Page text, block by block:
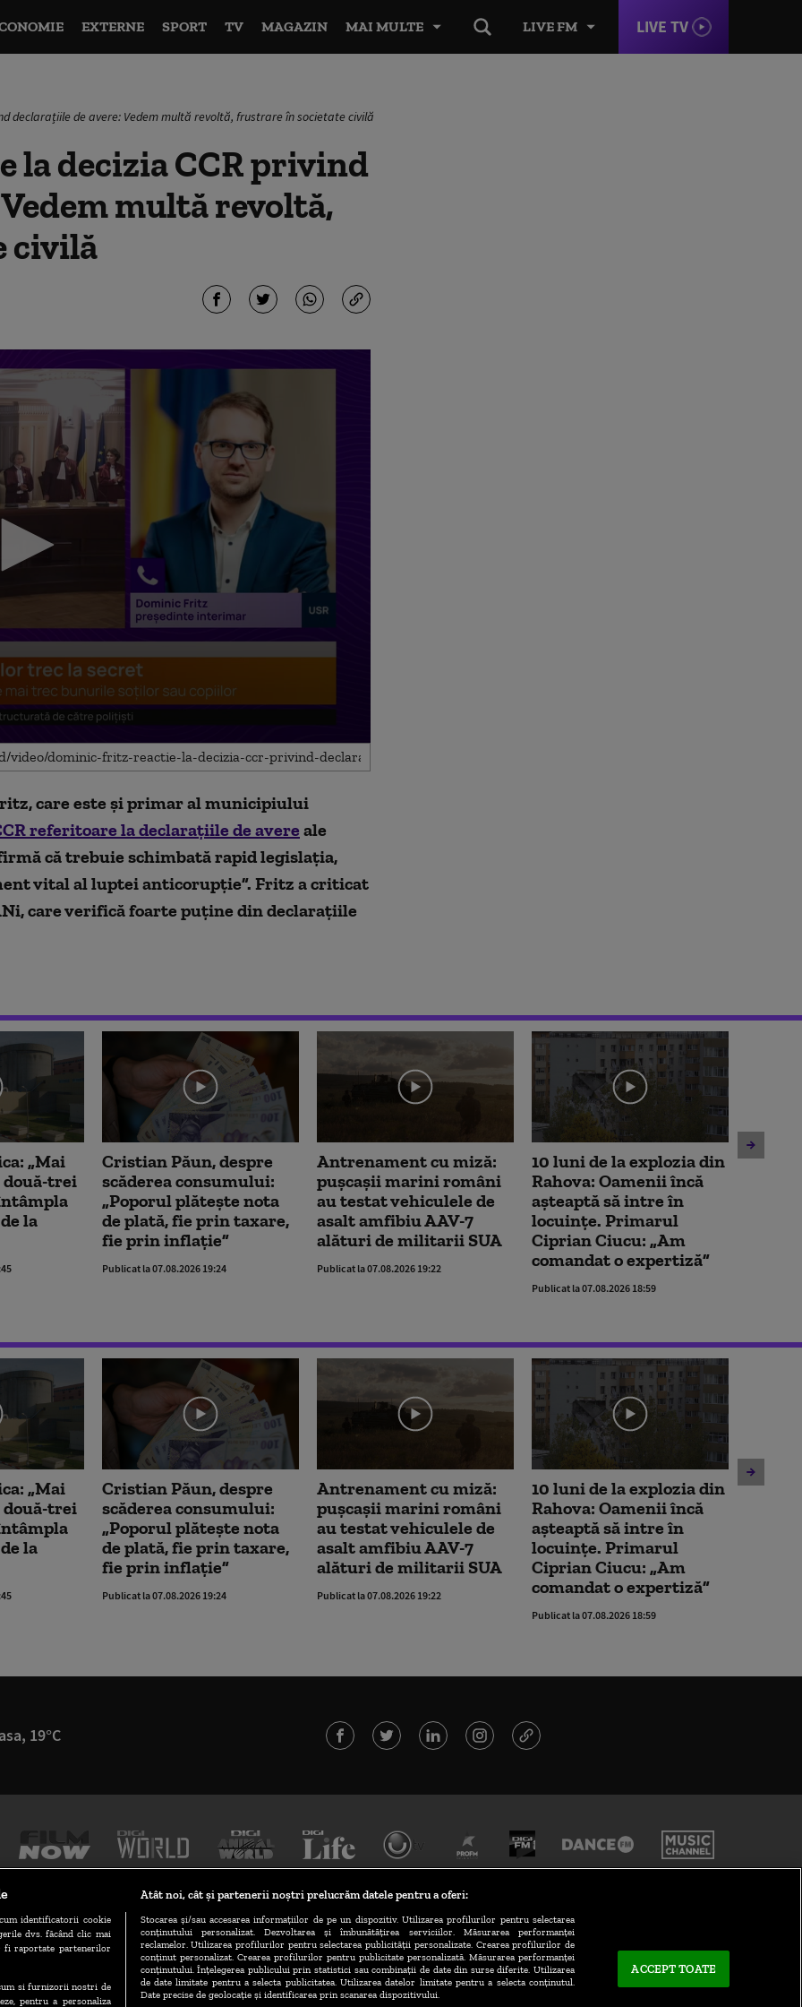
LIVE FM LIVE TV
EXTERNE SPORT TV MAGAZIN MAI MULTE
declarațiile de avere: Vedem multă revoltă, frustrare în societate civilă
la decizia CCR privind
multă revoltă,
civilă
care este şi primar al municipiului
referitoare la declaraţiile de avere ale
că trebuie schimbată rapid legislaţia,
vital al luptei anticorupţie”. Fritz a criticat
care verifică foarte puține din declarațiile
„Mai
două-trei
la
Cristian Păun, despre
scăderea consumului:
„Poporul plătește nota
de plată, fie prin taxare,
fie prin inflație”
Publicat la 07.08.2026 19:24
Antrenament cu miză:
pușcașii marini români
au testat vehiculele de
asalt amfibiu AAV-7
alături de militarii SUA
Publicat la 07.08.2026 19:22
10 luni de la explozia din
Rahova: Oamenii încă
așteaptă să intre în
locuințe. Primarul
Ciprian Ciucu: „Am
comandat o expertiză”
Publicat la 07.08.2026 18:59
„Mai
două-trei
la
Cristian Păun, despre
scăderea consumului:
„Poporul plătește nota
de plată, fie prin taxare,
fie prin inflație”
Publicat la 07.08.2026 19:24
Antrenament cu miză:
pușcașii marini români
au testat vehiculele de
asalt amfibiu AAV-7
alături de militarii SUA
Publicat la 07.08.2026 19:22
10 luni de la explozia din
Rahova: Oamenii încă
așteaptă să intre în
locuințe. Primarul
Ciprian Ciucu: „Am
comandat o expertiză”
Publicat la 07.08.2026 18:59
19°C
TERMENI ȘI CONDIȚII POLITICA DE CONFIDENȚIALITATE
GESTIONAȚI PREFERINȚELE CODUL DIGI24 CAMERE WEB CONTACT/INFO
identificatorii cookie
dvs. făcând clic mai
fi raportate partenerilor
si furnizorii nostri de
pentru a personaliza
Atât noi, cât și partenerii noștri prelucrăm datele pentru a oferi:
Stocarea și/sau accesarea informațiilor de pe un dispozitiv. Utilizarea profilurilor pentru selectarea
conținutului personalizat. Dezvoltarea și îmbunătățirea serviciilor. Măsurarea performanței
reclamelor. Utilizarea profilurilor pentru selectarea publicității personalizate. Crearea profilurilor de
conținut personalizat. Crearea profilurilor pentru publicitate personalizată. Măsurarea performanței
conținutului. Înțelegerea publicului prin statistici sau combinații de date din surse diferite. Utilizarea
de date limitate pentru a selecta publicitatea. Utilizarea datelor limitate pentru a selecta conținutul.
Date precise de geolocație și identificarea prin scanarea dispozitivului.
ACCEPT TOATE